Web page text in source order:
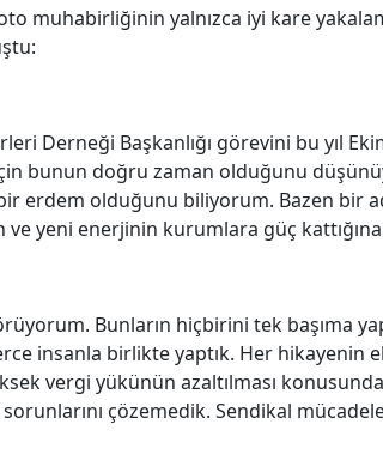
muhabirliğinin yalnızca iyi kare
Derneği Başkanlığı görevini bu yıl
bunun doğru zaman olduğunu
erdem olduğunu biliyorum. Bazen bir
yeni enerjinin kurumlara güç
Bunların hiçbirini tek başıma
insanla birlikte yaptık. Her hikayenin
vergi yükünün azaltılması
çözemedik. Sendikal